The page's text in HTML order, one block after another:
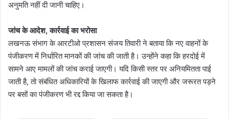
अनुमति नहीं दी जानी चाहिए।
जांच के आदेश, कार्रवाई का भरोसा
लखनऊ संभाग के आरटीओ प्रशासन संजय तिवारी ने बताया कि नए वाहनों के
पंजीकरण में निर्धारित मानकों की जांच की जाती है। उन्होंने कहा कि हरदोई में
सामने आए मामलों की जांच कराई जाएगी। यदि किसी स्तर पर अनियमितता पाई
जाती है, तो संबंधित अधिकारियों के खिलाफ कार्रवाई की जाएगी और जरूरत पड़ने
पर बसों का पंजीकरण भी रद्द किया जा सकता है।